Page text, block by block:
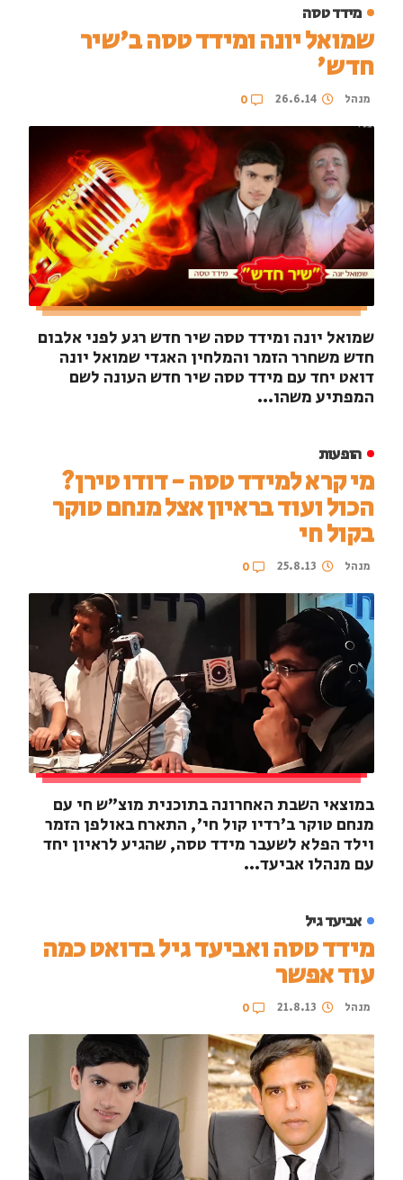
מידד טסה
שמואל יונה ומידד טסה ב'שיר
חדש'
מנהל 26.6.14
0
שמואל יונה ומידד טסה שיר חדש רגע לפני אלבום
חדש משחרר הזמר והמלחין האגדי שמואל יונה
דואט יחד עם מידד טסה שיר חדש העונה לשם
המפתיע משהו...
הופעות
מי קרא למידד טסה - דודו טירן?
הכול ועוד בראיון אצל מנחם טוקר
בקול חי
מנהל 25.8.13
0
במוצאי השבת האחרונה בתוכנית מוצ"ש חי עם
מנחם טוקר ב'רדיו קול חי', התארח באולפן הזמר
וילד הפלא לשעבר מידד טסה, שהגיע לראיון יחד
עם מנהלו אביעד...
אביעד גיל
מידד טסה ואביעד גיל בדואט כמה
עוד אפשר
מנהל 21.8.13
0